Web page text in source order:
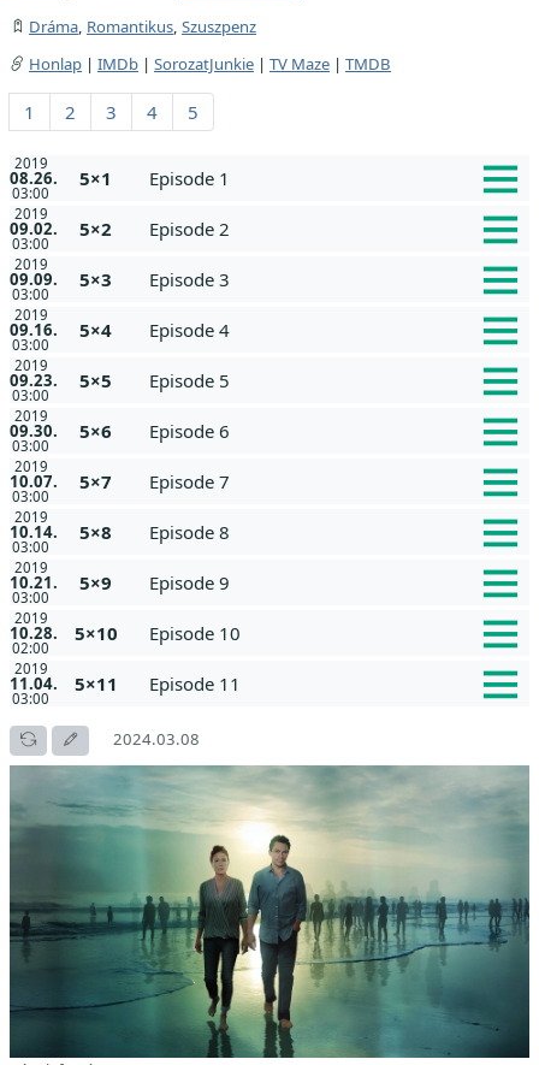
Dráma, Romantikus, Szuszpenz
Honlap | IMDb | SorozatJunkie | TV Maze | TMDB
1 2 3 4 5
2019
08.26.
03:00
5×1 Episode 1
2019
09.02.
03:00
5×2 Episode 2
2019
09.09.
03:00
5×3 Episode 3
2019
09.16.
03:00
5×4 Episode 4
2019
09.23.
03:00
5×5 Episode 5
2019
09.30.
03:00
5×6 Episode 6
2019
10.07.
03:00
5×7 Episode 7
2019
10.14.
03:00
5×8 Episode 8
2019
10.21.
03:00
5×9 Episode 9
2019
10.28.
02:00
5×10 Episode 10
2019
11.04.
03:00
5×11 Episode 11
2024.03.08